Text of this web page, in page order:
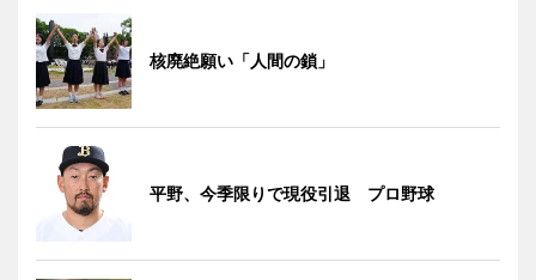
核廃絶願い「人間の鎖」
平野、今季限りで現役引退 プロ野球